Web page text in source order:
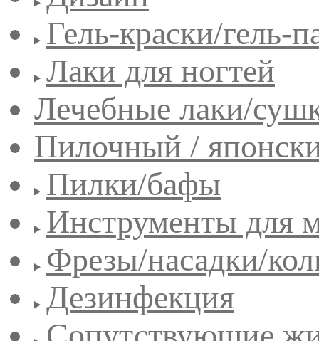
Гель-краски/гель-
Лаки для ногтей
Лечебные лаки/
Пилочный /
Пилки/бафы
Инструменты для
Фрезы/насадки/
Дезинфекция